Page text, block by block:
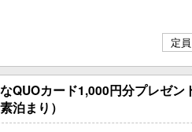
定員
なQUOカード1,000円分プレゼ
泊まり）